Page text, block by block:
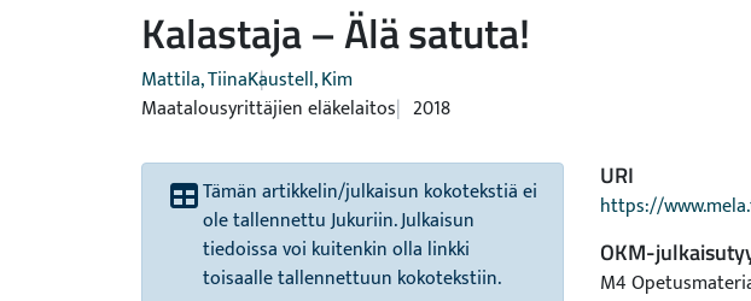
Kalastaja – Älä satuta!
Mattila, TiinaKaustell, Kim
Maatalousyrittäjien eläkelaitos 2018
Tämän artikkelin/julkaisun kokotekstiä ei
ole tallennettu Jukuriin. Julkaisun
tiedoissa voi kuitenkin olla linkki
toisaalle tallennettuun kokotekstiin.
URI
https://
OKM-
M4